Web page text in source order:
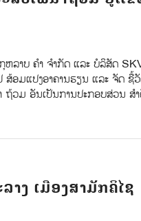
ລາບ ຄໍາ ຈໍາກັດ ແລະ ບໍລິສັດ
ອມແປງອາຄານຮຽນ ແລະ ຈັດ ຊ້ື
ຖ້ວມ ອັນເປັນການປະກອບສ່ວນ ສໍ
ງ ເມືອງສາມັກຄິໄຊ